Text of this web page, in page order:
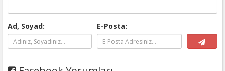
Ad, Soyad: E-Posta: